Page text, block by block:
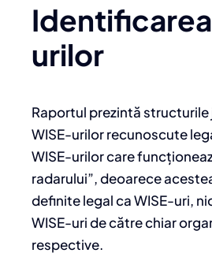
urilor
Raportul prezintă
WISE-urilor recunoscute
WISE-urilor care
radarului”, deoarece
definite legal ca WISE-uri,
WISE-uri de către chiar
respective.